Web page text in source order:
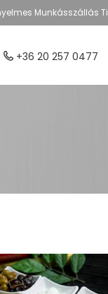
Munkásszállás
+36 20 257 0477